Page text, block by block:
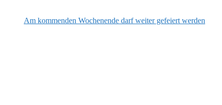
Am kommenden Wochenende darf weiter gefeiert werden